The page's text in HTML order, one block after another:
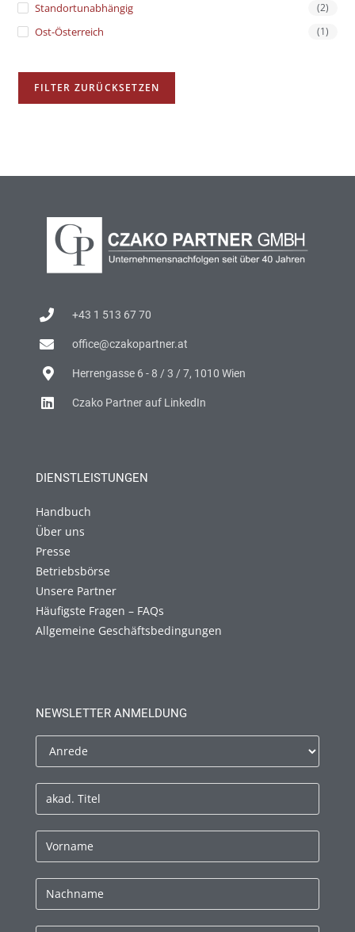
Standortunabhängig (2)
Ost-Österreich (1)
FILTER ZURÜCKSETZEN
+43 1 513 67 70
office@czakopartner.at
Herrengasse 6 - 8 / 3 / 7, 1010 Wien
Czako Partner auf LinkedIn
DIENSTLEISTUNGEN
Handbuch
Über uns
Presse
Betriebsbörse
Unsere Partner
Häufigste Fragen – FAQs
Allgemeine Geschäftsbedingungen
NEWSLETTER ANMELDUNG